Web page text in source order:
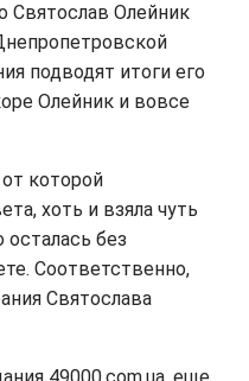
Святослав Олейник
подводят итоги его
Олейник и вовсе
от которой
хоть и взяла чуть
без
Соответственно,
Святослава